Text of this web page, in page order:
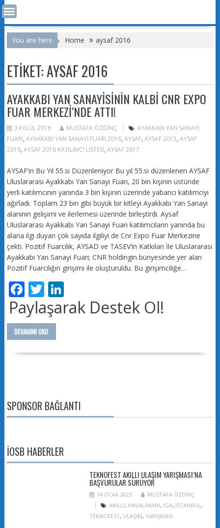
You are here Home aysaf 2016
ETIKET:AYSAF 2016
AYAKKABI YAN SANAYISININ KALBI CNR EXPO
FUAR MERKEZI’NDE ATTI!
3 EYLÜL 2016 MUSTAFA ÖZDINÇ
AYAKKABI YAN SANAYI
FUARI, AYAKKABI YAN SANAYI FUARI 2016, AYSAF, AYSAF 2015, AYSAF
2016, AYSAF 2016 KATILIMCI LISTESI, AYSAF 2017
AYSAF’ın Bu Yıl 55.si Düzenleniyor Bu yıl 55.si düzenlenen AYSAF
Uluslararası Ayakkabı Yan Sanayi Fuarı, 20 bin kişinin üstünde
yerli katılımcının yanında 3 bin kişinin üzerinde yabancı katılımcıyı
ağırladı. Toplam 23 bin gibi büyük bir kitleyi Ayakkabı Yan Sanayi
alanının gelişimi ve ilerlemesi üzerinde birleştirdi. Aysaf
Uluslararası Ayakkabı Yan Sanayi Fuarı katılımcıların yanında bu
alana ilgi duyan çok sayıda ilgiliyi de Cnr Expo Fuar Merkezine
çekti. Pozitif Fuarcılık, AYSAD ve TASEV’in Katkıları İle Uluslararası
Ayakkabı Yan Sanayi Fuarı; CNR holdingin bünyesinde yer alan
Pozitif Fuarcılığın girişimi ile oluşturuldu. Bu girişimciliğe…
F
ac
e
b
o
T
w
itt
er
Li
n
k
dI
Paylaşarak Destek Ol!
DEVAMINI OKU
SPONSOR BAĞLANTI
İOSB HABERLER
TEKNOFEST AKILLI ULAŞIM YARIŞMASI’NA
BAŞVURULAR SÜRÜYOR
14 OCAK 2025
MUSTAFA ÖZDINÇ
AKILLI, HAVALIMANI, İGA, İSTANBUL,
TEKNOFEST, ULAŞIM, YARIŞMASI